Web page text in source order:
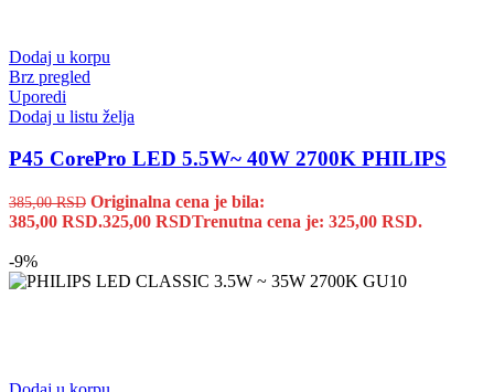
Dodaj u korpu
Brz pregled
Uporedi
Dodaj u listu želja
P45 CorePro LED 5.5W~ 40W 2700K PHILIPS
385,00RSD Originalna cena je bila:
385,00 RSD.325,00 RSDTrenutna cena je: 325,00 RSD.
-9%